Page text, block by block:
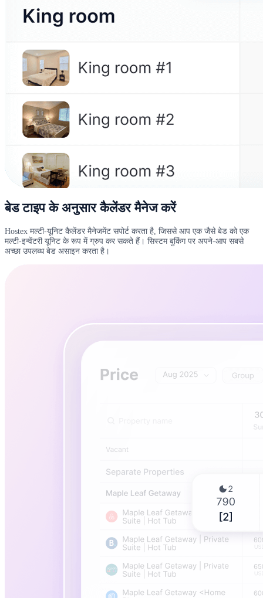
बेड टाइप के अनुसार कैलेंडर मैनेज करें
Hostex मल्टी-यूनिट कैलेंडर मैनेजमेंट सपोर्ट करता है, जिससे आप एक जैसे बेड को एक
मल्टी-इन्वेंटरी यूनिट के रूप में ग्रुप कर सकते हैं। सिस्टम बुकिंग पर अपने-आप सबसे
अच्छा उपलब्ध बेड असाइन करता है।